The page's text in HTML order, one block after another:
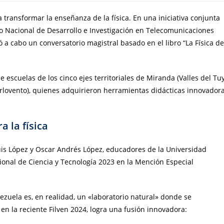
la enseñanza de la física. En una iniciativa conjunta
Nacional de Desarrollo e Investigación en Telecomunicaciones
cabo un conversatorio magistral basado en el libro “La Física
escuelas de los cinco ejes territoriales de Miranda (Valles del
quienes adquirieron herramientas didácticas
la física
López y Oscar Andrés López, educadores de la Universidad
de Ciencia y Tecnología 2023 en la Mención Especial
es, en realidad, un «laboratorio natural» donde se
la reciente Filven 2024, logra una fusión innovadora: